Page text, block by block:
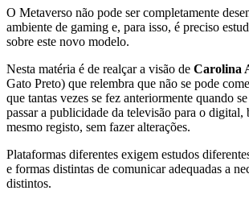
O Metaverso não pode ser completamente
ambiente de gaming e, para isso, é preciso
sobre este novo modelo.
Nesta matéria é de realçar a visão de Carolina
Gato Preto) que relembra que não se pode
que tantas vezes se fez anteriormente quando
passar a publicidade da televisão para o digital,
mesmo registo, sem fazer alterações.
Plataformas diferentes exigem estudos
e formas distintas de comunicar adequadas a
distintos.